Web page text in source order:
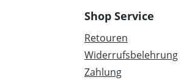
Shop Service
Retouren
Widerrufsbelehrung
Zahlung